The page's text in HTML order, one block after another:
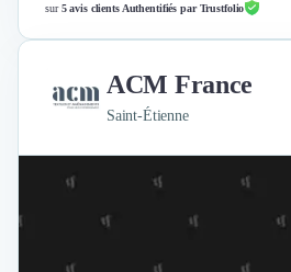
sur5 avis clients Authentifiés par Trustfolio
ACM France
Saint-Étienne